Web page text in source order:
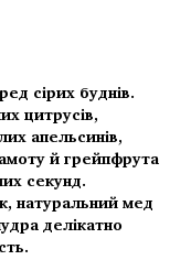
сірих буднів.
цитрусів,
апельсинів,
й грейпфрута
секунд.
натуральний мед
делікатно